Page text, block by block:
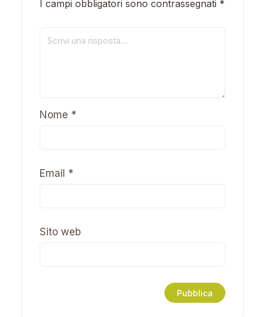
I campi obbligatori sono contrassegnati *
Nome *
Email *
Sito web